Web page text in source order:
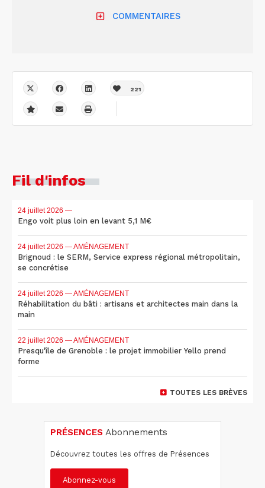
COMMENTAIRES
221
Fil d'infos
24 juillet 2026 —
Engo voit plus loin en levant 5,1 M€
24 juillet 2026 — AMÉNAGEMENT
Brignoud : le SERM, Service express régional métropolitain,
se concrétise
24 juillet 2026 — AMÉNAGEMENT
Réhabilitation du bâti : artisans et architectes main dans la
main
22 juillet 2026 — AMÉNAGEMENT
Presqu'île de Grenoble : le projet immobilier Yello prend
forme
TOUTES LES BRÈVES
PRÉSENCES Abonnements
Découvrez toutes les offres de Présences
Abonnez-vous